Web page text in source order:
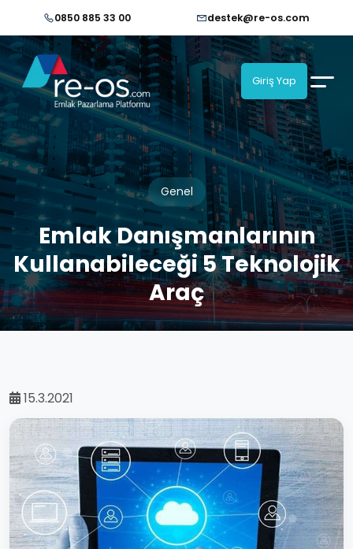
0850 885 33 00 destek@re-os.com
Giriş Yap
Genel
Emlak Danışmanlarının
Kullanabileceği 5 Teknolojik
Araç
15.3.2021